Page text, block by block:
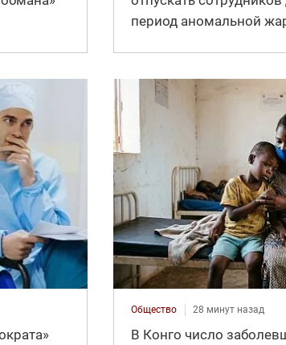
период аномальной
Общество 28 минут назад
В Конго число